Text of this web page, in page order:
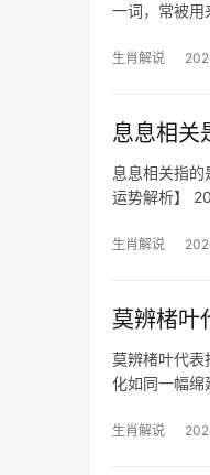
一词，常被用
生肖解说
息息相关
息息相关指
运势解析】
生肖解说
莫辨楮叶
莫辨楮叶代表
化如同一幅绵
生肖解说